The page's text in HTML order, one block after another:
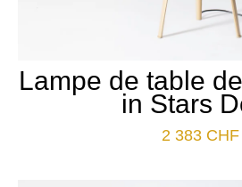
Lampe de table
in Stars
2 383 CHF